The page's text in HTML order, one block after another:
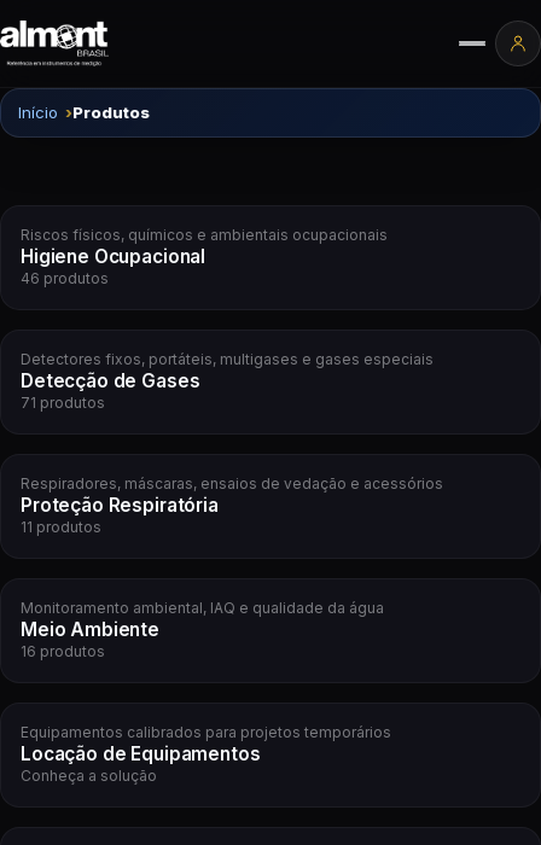
Início Produtos
Riscos físicos, químicos e ambientais ocupacionais
Higiene Ocupacional
46 produtos
Detectores fixos, portáteis, multigases e gases especiais
Detecção de Gases
71 produtos
Respiradores, máscaras, ensaios de vedação e acessórios
Proteção Respiratória
11 produtos
Monitoramento ambiental, IAQ e qualidade da água
Meio Ambiente
16 produtos
Equipamentos calibrados para projetos temporários
Locação de Equipamentos
Conheça a solução